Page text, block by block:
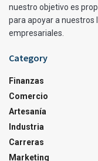
nuestro objetivo es
para apoyar a nuestros
empresariales.
Category
Finanzas
Comercio
Artesanía
Industria
Carreras
Marketing